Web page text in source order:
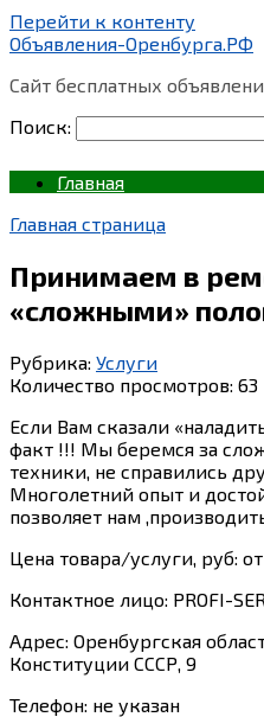
Перейти к контенту
Объявления-Оренбурга.РФ
Сайт бесплатных
Поиск:
Главная
Главная страница
Принимаем в
«сложными»
Рубрика: Услуги
Количество просмотров: 63
Если Вам сказали
факт !!! Мы беремся за
техники, не справились
Многолетний опыт и
позволяет нам
Цена товара/услуги, руб:
Контактное лицо: PROFI-
Адрес: Оренбургская
Конституции СССР, 9
Телефон: не указан